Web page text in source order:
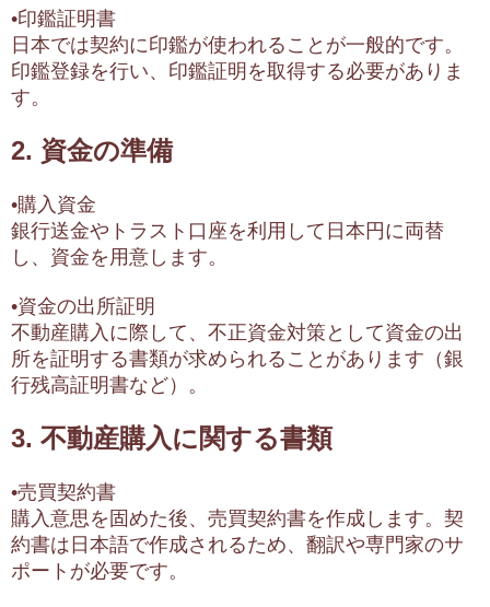
•印鑑証明書
日本では契約に印鑑が使われることが一般的です。
印鑑登録を行い、印鑑証明を取得する必要がありま
す。
2. 資金の準備
•購入資金
銀行送金やトラスト口座を利用して日本円に両替
し、資金を用意します。
•資金の出所証明
不動産購入に際して、不正資金対策として資金の出
所を証明する書類が求められることがあります（銀
行残高証明書など）。
3. 不動産購入に関する書類
•売買契約書
購入意思を固めた後、売買契約書を作成します。契
約書は日本語で作成されるため、翻訳や専門家のサ
ポートが必要です。